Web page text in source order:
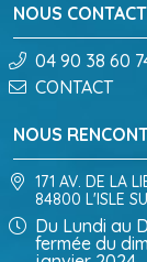
NOUS
04 90 38 60
CONTACT
NOUS
171 AV. DE LA
84800 L'ISLE
Du Lundi au
fermée du